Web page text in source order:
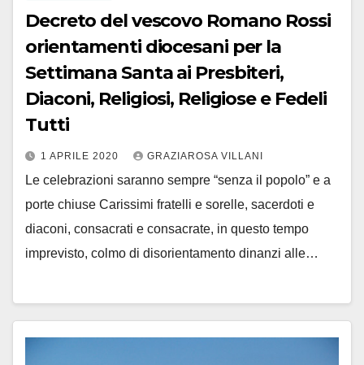
Decreto del vescovo Romano Rossi
orientamenti diocesani per la
Settimana Santa ai Presbiteri,
Diaconi, Religiosi, Religiose e Fedeli
Tutti
1 APRILE 2020 GRAZIAROSA VILLANI
Le celebrazioni saranno sempre “senza il popolo” e a
porte chiuse Carissimi fratelli e sorelle, sacerdoti e
diaconi, consacrati e consacrate, in questo tempo
imprevisto, colmo di disorientamento dinanzi alle…